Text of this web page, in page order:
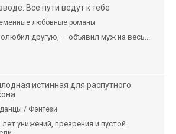
Все пути ведут к тебе
любовные романы
другую, — объявил муж на весь...
истинная для распутного
/ Фэнтези
унижений, презрения и пустой